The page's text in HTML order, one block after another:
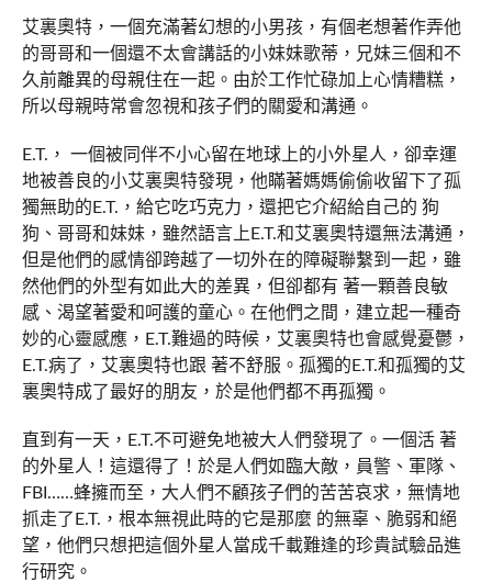
艾裏奧特，一個充滿著幻想的小男孩，有個老想著作弄他
的哥哥和一個還不太會講話的小妹妹歌蒂，兄妹三個和不
久前離異的母親住在一起。由於工作忙碌加上心情糟糕，
所以母親時常會忽視和孩子們的關愛和溝通。
E.T.， 一個被同伴不小心留在地球上的小外星人，卻幸運
地被善良的小艾裏奧特發現，他瞞著媽媽偷偷收留下了孤
獨無助的E.T.，給它吃巧克力，還把它介紹給自己的 狗
狗、哥哥和妹妹，雖然語言上E.T.和艾裏奧特還無法溝通，
但是他們的感情卻跨越了一切外在的障礙聯繫到一起，雖
然他們的外型有如此大的差異，但卻都有 著一顆善良敏
感、渴望著愛和呵護的童心。在他們之間，建立起一種奇
妙的心靈感應，E.T.難過的時候，艾裏奧特也會感覺憂鬱，
E.T.病了，艾裏奧特也跟 著不舒服。孤獨的E.T.和孤獨的艾
裏奧特成了最好的朋友，於是他們都不再孤獨。
直到有一天，E.T.不可避免地被大人們發現了。一個活 著
的外星人！這還得了！於是人們如臨大敵，員警、軍隊、
FBI……蜂擁而至，大人們不顧孩子們的苦苦哀求，無情地
抓走了E.T.，根本無視此時的它是那麼 的無辜、脆弱和絕
望，他們只想把這個外星人當成千載難逢的珍貴試驗品進
行研究。